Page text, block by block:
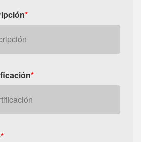
*
*
*